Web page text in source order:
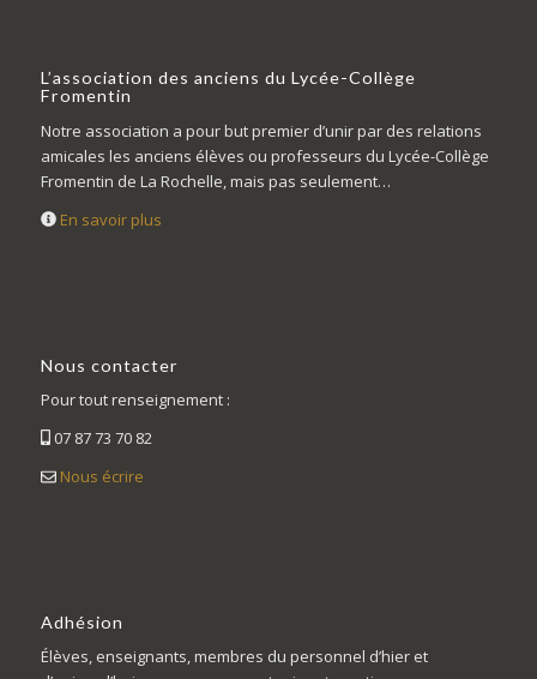
L’association des anciens du Lycée-Collège
Fromentin
Notre association a pour but premier d’unir par des relations
amicales les anciens élèves ou professeurs du Lycée-Collège
Fromentin de La Rochelle, mais pas seulement…
En savoir plus
Nous contacter
Pour tout renseignement :
07 87 73 70 82
Nous écrire
Adhésion
Élèves, enseignants, membres du personnel d’hier et